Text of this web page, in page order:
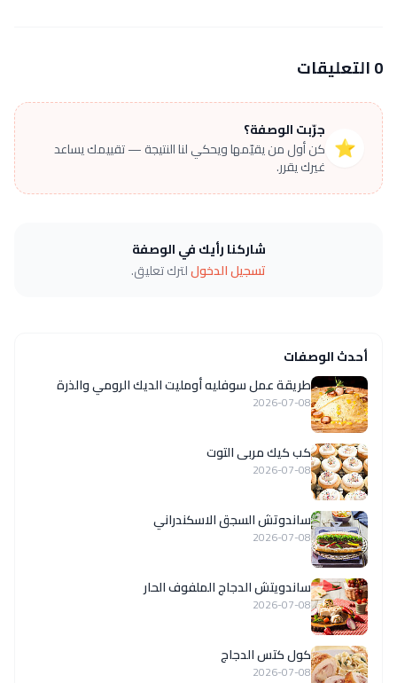
0 التعليقات
⭐
جرّبت الوصفة؟
كن أول من يقيّمها ويحكي لنا النتيجة — تقييمك يساعد
غيرك يقرر.
شاركنا رأيك في الوصفة
تسجيل الدخوللترك تعليق.
أحدث الوصفات
طريقة عمل سوفليه أومليت الديك الرومي والذرة
2026-07-08
كب كيك مربى التوت
2026-07-08
ساندوتش السجق الاسكندراني
2026-07-08
ساندويتش الدجاج الملفوف الحار
2026-07-08
كول كتس الدجاج
2026-07-08